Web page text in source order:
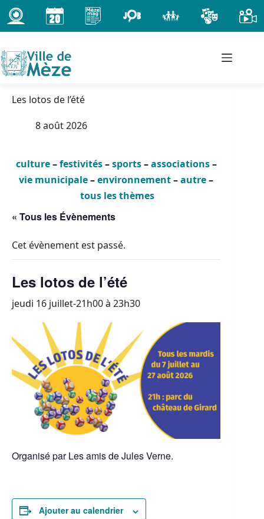
Passer
au
contenu
Les lotos de l’été
8 août 2026
culture–festivités–sports–associations–
vie municipale–environnement–autre–
tous les thèmes
« Tous les Évènements
Cet évènement est passé.
Les lotos de l’été
jeudi 16 juillet-21h00à 23h30
Organisé par Les amis de Jules Verne.
Ajouter au calendrier